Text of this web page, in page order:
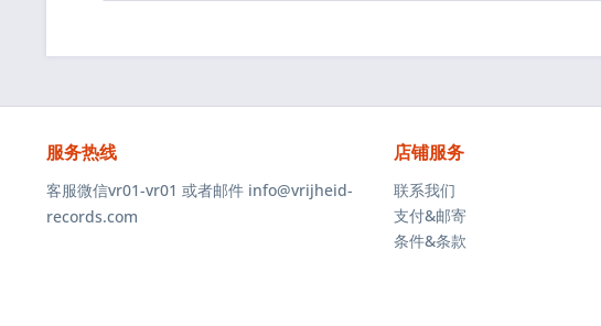
服务热线
客服微信vr01-vr01 或者邮件 info@vrijheid-
records.com
店铺服务
联系我们
支付&邮寄
条件&条款